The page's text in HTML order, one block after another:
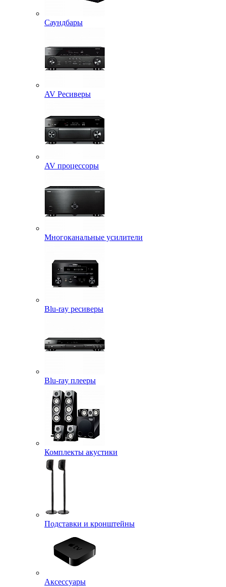
Саундбары
AV Ресиверы
AV процессоры
Многоканальные усилители
Blu-ray ресиверы
Blu-ray плееры
Комплекты акустики
Подставки и кронштейны
Аксессуары